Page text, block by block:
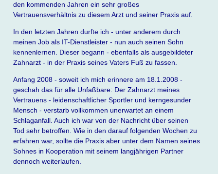
den kommenden Jahren ein sehr großes
Vertrauensverhältnis zu diesem Arzt und seiner Praxis auf.
In den letzten Jahren durfte ich - unter anderem durch
meinen Job als IT-Dienstleister - nun auch seinen Sohn
kennenlernen. Dieser begann - ebenfalls als ausgebildeter
Zahnarzt - in der Praxis seines Vaters Fuß zu fassen.
Anfang 2008 - soweit ich mich erinnere am 18.1.2008 -
geschah das für alle Unfaßbare: Der Zahnarzt meines
Vertrauens - leidenschaftlicher Sportler und kerngesunder
Mensch - verstarb vollkommen unerwartet an einem
Schlaganfall. Auch ich war von der Nachricht über seinen
Tod sehr betroffen. Wie in den darauf folgenden Wochen zu
erfahren war, sollte die Praxis aber unter dem Namen seines
Sohnes in Kooperation mit seinem langjährigen Partner
dennoch weiterlaufen.